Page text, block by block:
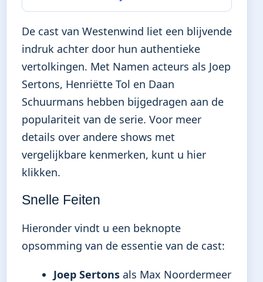
De cast van Westenwind liet een blijvende
indruk achter door hun authentieke
vertolkingen. Met Namen acteurs als Joep
Sertons, Henriëtte Tol en Daan
Schuurmans hebben bijgedragen aan de
populariteit van de serie. Voor meer
details over andere shows met
vergelijkbare kenmerken, kunt u hier
klikken.
Snelle Feiten
Hieronder vindt u een beknopte
opsomming van de essentie van de cast:
Joep Sertons als Max Noordermeer